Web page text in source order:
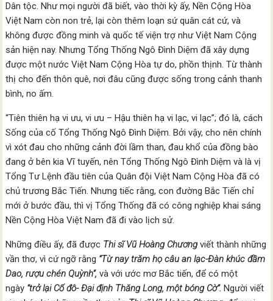
Dân tộc. Như mọi người đã biết, vào thời kỳ ấy, Nền Cộng Hòa
Việt Nam còn non trẻ, lại còn thêm loạn sứ quân cát cứ, và
không được đồng minh và quốc tế viện trợ như Việt Nam Cộng
sản hiện nay. Nhưng Tổng Thống Ngô Đình Diệm đã xây dựng
được một nước Việt Nam Cộng Hòa tự do, phồn thịnh. Từ thành
thị cho đến thôn quê, nơi đâu cũng được sống trong cảnh thanh
bình, no ấm.
“Tiên thiên hạ vi ưu, vi ưu – Hậu thiên hạ vi lạc, vi lạc”; đó là, cách
Sống của cố Tổng Thống Ngô Đình Diệm. Bởi vậy, cho nên chính
vì xót đau cho những cảnh đời lầm than, đau khổ của đồng bào
đang ở bên kia Vĩ tuyến, nên Tổng Thống Ngô Đình Diệm và là vị
Tổng Tư Lệnh đầu tiên của Quân đội Việt Nam Cộng Hòa đã có
chủ trương Bắc Tiến. Nhưng tiếc rằng, con đường Bắc Tiến chỉ
mới ở bước đầu, thì vị Tổng Thống đã có công nghiệp khai sáng
Nền Cộng Hòa Việt Nam đã đi vào lịch sử.
Những điều ấy, đã được Thi sĩ Vũ Hoàng Chươngviết thành những
vần thơ, vì cứ ngỡ rằng “Từ nay trăm họ câu an lạc-Đàn khúc đầm
Dao, rượu chén Quỳnh”, và với ước mơ Bắc tiến, để có một
ngày “trở lại Cố đô- Đại định Thăng Long, một bóng Cờ”.Người viết